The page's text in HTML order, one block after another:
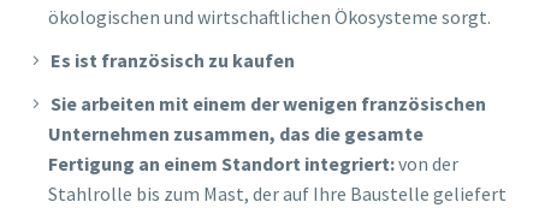
ökologischen und wirtschaftlichen Ökosysteme sorgt.
Es ist französisch zu kaufen
Sie arbeiten mit einem der wenigen französischen
Unternehmen zusammen, das die gesamte
Fertigung an einem Standort integriert:von der
Stahlrolle bis zum Mast, der auf Ihre Baustelle geliefert